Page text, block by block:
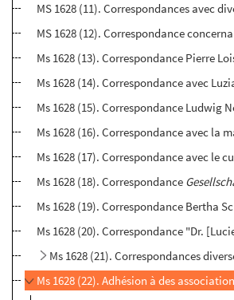
MS 1628 (11). Correspondances avec
MS 1628 (12). Correspondance
Ms 1628 (13). Correspondance Pierre
Ms 1628 (14). Correspondance avec
Ms 1628 (15). Correspondance Ludwig
Ms 1628 (16). Correspondance avec
Ms 1628 (17). Correspondance avec le
Ms 1628 (18). Correspondance
Ms 1628 (19). Correspondance Bertha
Ms 1628 (20). Correspondance "Dr.
Ms 1628 (21). Correspondances
Ms 1628 (22). Adhésion à des